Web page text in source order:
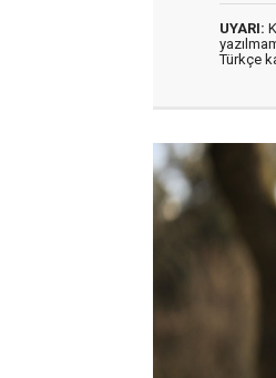
UYARI:
Türkçe